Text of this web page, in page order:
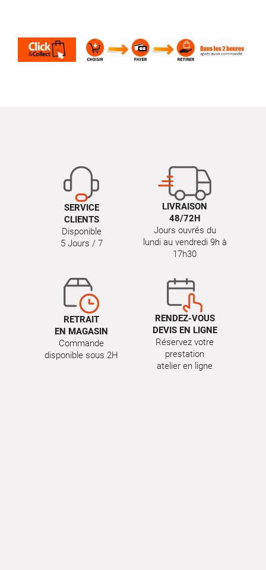
SERVICE
CLIENTS
Disponible
5 Jours / 7
LIVRAISON
48/72H
Jours ouvrés du
lundi au vendredi 9h à
17h30
RETRAIT
EN MAGASIN
Commande
disponible sous 2H
RENDEZ-VOUS
DEVIS EN LIGNE
Réservez votre
prestation
atelier en ligne